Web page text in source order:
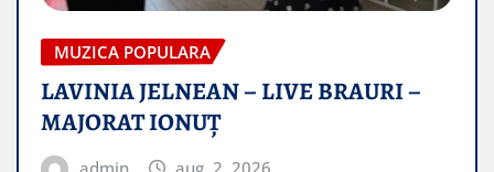
MUZICA POPULARA
LAVINIA JELNEAN – LIVE BRAURI –
MAJORAT IONUŢ